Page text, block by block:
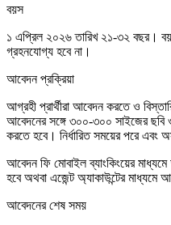
বয়স
১ এপ্রিল ২০২৬ তারিখ ২১-৩২ বছর।
গ্রহনযোগ্য হবে না।
আবেদন প্রক্রিয়া
আগ্রহী প্রার্থীরা আবেদন করতে ও
আবেদনের সঙ্গে ৩০০-৩০০ সাইজের ছবি
করতে হবে। নির্ধারিত সময়ের পরে
আবেদন ফি মোবাইল ব্যাংকিংয়ের
হবে অথবা এজেন্ট অ্যাকাউন্টের মাধ্যমে
আবেদনের শেষ সময়